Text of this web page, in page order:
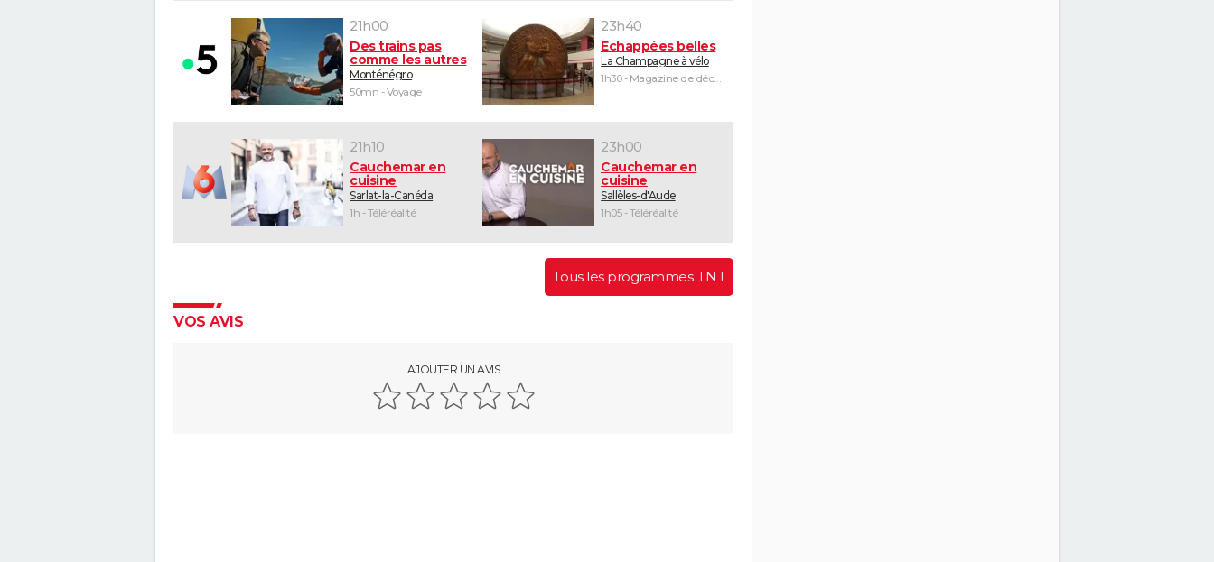
21h00
Des trains pas
comme les autres
Monténégro
50mn - Voyage
23h40
Echappées belles
La Champagne à vélo
1h30 - Magazine de découvertes
21h10
Cauchemar en
cuisine
Sarlat-la-Canéda
1h - Téléréalité
23h00
Cauchemar en
cuisine
Sallèles-d'Aude
1h05 - Téléréalité
Tous les programmes TNT
VOS AVIS
AJOUTER UN AVIS